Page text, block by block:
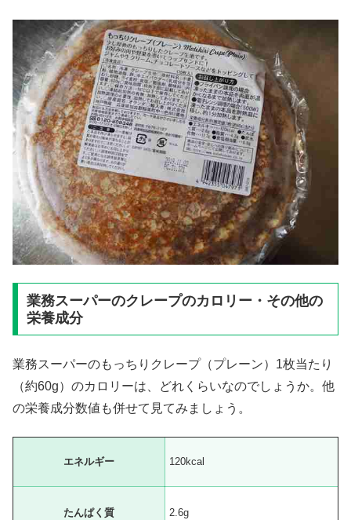
業務スーパーのクレープのカロリー・その他の
栄養成分
業務スーパーのもっちりクレープ（プレーン）1枚当たり
（約60g）のカロリーは、どれくらいなのでしょうか。他
の栄養成分数値も併せて見てみましょう。
エネルギー 120kcal
たんぱく質 2.6g